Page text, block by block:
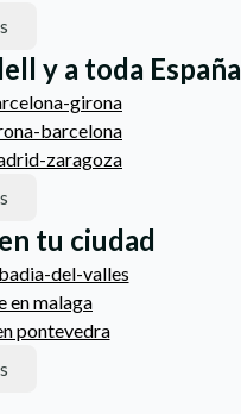
y a toda España
girona
barcelona
zaragoza
tu ciudad
del-valles
en malaga
pontevedra